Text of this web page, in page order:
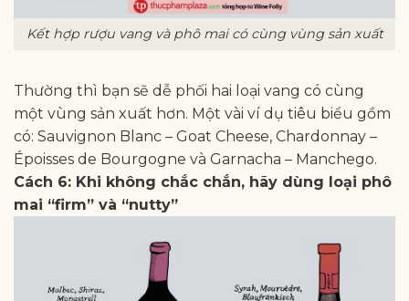
Kết hợp rượu vang và phô mai có cùng vùng sản xuất
Thường thì bạn sẽ dễ phối hai loại vang có cùng
một vùng sản xuất hơn. Một vài ví dụ tiêu biểu gồm
có: Sauvignon Blanc – Goat Cheese, Chardonnay –
Époisses de Bourgogne và Garnacha – Manchego.
Cách 6: Khi không chắc chắn, hãy dùng loại phô
mai “firm” và “nutty”